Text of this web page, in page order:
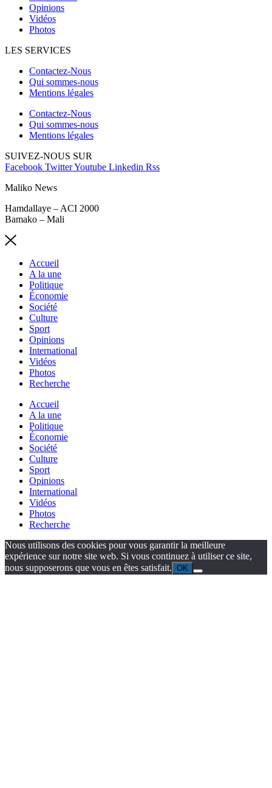
Opinions
Vidéos
Photos
LES SERVICES
Contactez-Nous
Qui sommes-nous
Mentions légales
Contactez-Nous
Qui sommes-nous
Mentions légales
SUIVEZ-NOUS SUR
Facebook TwitterYoutube Linkedin Rss
Maliko News
Hamdallaye – ACI 2000
Bamako – Mali
Accueil
A la une
Politique
Économie
Société
Culture
Sport
Opinions
International
Vidéos
Photos
Recherche
Accueil
A la une
Politique
Économie
Société
Culture
Sport
Opinions
International
Vidéos
Photos
Recherche
Nous utilisons des cookies pour vous garantir la meilleure
expérience sur notre site web. Si vous continuez à utiliser ce site,
nous supposerons que vous en êtes satisfait. OK